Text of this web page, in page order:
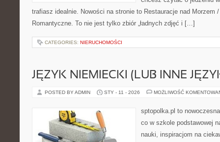
trafiasz idealnie. Nowości na stronie to Restauracje nad Morzem
Romantyczne. To nie jest tylko zbiór „ładnych zdjęć i […]
CATEGORIES: NIERUCHOMOŚCI
JĘZYK NIEMIECKI (LUB INNE
POSTED BY ADMIN STY - 11 - 2026 MOŻLIWOŚĆ
sptopolka.pl to
co w szkole podstawowej
nauki, inspiracjom na